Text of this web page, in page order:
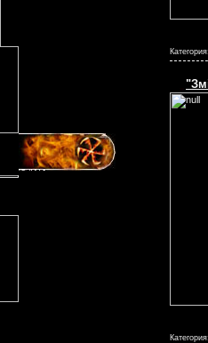
Категория:
Категория: